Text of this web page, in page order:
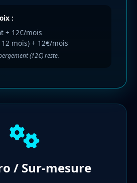
:
+ 12€/mois
mois) + 12€/mois
(12€) reste.
/ Sur-mesure